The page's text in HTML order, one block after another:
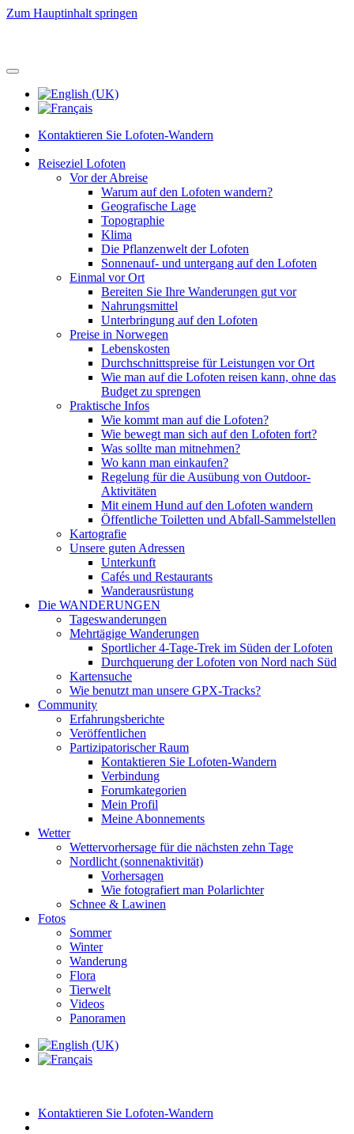
Zum Hauptinhalt springen
Kontaktieren Sie Lofoten-Wandern
Reiseziel Lofoten
Vor der Abreise
Warum auf den Lofoten wandern?
Geografische Lage
Topographie
Klima
Die Pflanzenwelt der Lofoten
Sonnenauf- und untergang auf den Lofoten
Einmal vor Ort
Bereiten Sie Ihre Wanderungen gut vor
Nahrungsmittel
Unterbringung auf den Lofoten
Preise in Norwegen
Lebenskosten
Durchschnittspreise für Leistungen vor Ort
Wie man auf die Lofoten reisen kann, ohne das
Budget zu sprengen
Praktische Infos
Wie kommt man auf die Lofoten?
Wie bewegt man sich auf den Lofoten fort?
Was sollte man mitnehmen?
Wo kann man einkaufen?
Regelung für die Ausübung von Outdoor-
Aktivitäten
Mit einem Hund auf den Lofoten wandern
Öffentliche Toiletten und Abfall-Sammelstellen
Kartografie
Unsere guten Adressen
Unterkunft
Cafés und Restaurants
Wanderausrüstung
Die WANDERUNGEN
Tageswanderungen
Mehrtägige Wanderungen
Sportlicher 4-Tage-Trek im Süden der Lofoten
Durchquerung der Lofoten von Nord nach Süd
Kartensuche
Wie benutzt man unsere GPX-Tracks?
Community
Erfahrungsberichte
Veröffentlichen
Partizipatorischer Raum
Kontaktieren Sie Lofoten-Wandern
Verbindung
Forumkategorien
Mein Profil
Meine Abonnements
Wetter
Wettervorhersage für die nächsten zehn Tage
Nordlicht (sonnenaktivität)
Vorhersagen
Wie fotografiert man Polarlichter
Schnee & Lawinen
Fotos
Sommer
Winter
Wanderung
Flora
Tierwelt
Videos
Panoramen
Kontaktieren Sie Lofoten-Wandern